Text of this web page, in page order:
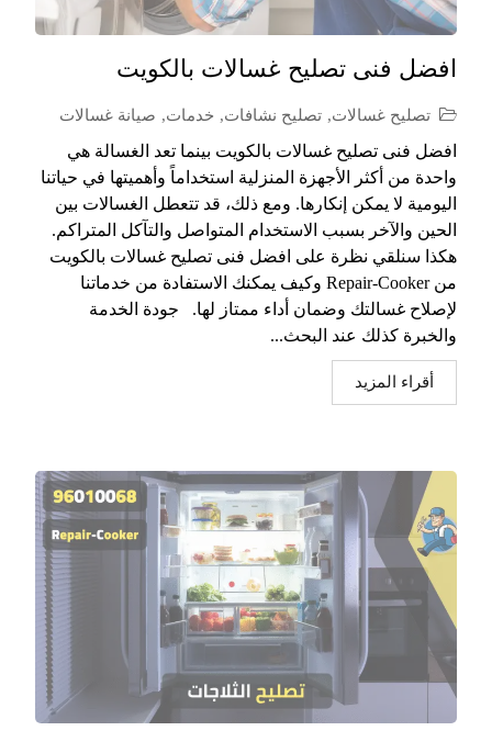
افضل فنى تصليح غسالات بالكويت
تصليح غسالات, تصليح نشافات, خدمات, صيانة غسالات
افضل فنى تصليح غسالات بالكويت بينما تعد الغسالة هي
واحدة من أكثر الأجهزة المنزلية استخداماً وأهميتها في حياتنا
اليومية لا يمكن إنكارها. ومع ذلك، قد تتعطل الغسالات بين
الحين والآخر بسبب الاستخدام المتواصل والتآكل المتراكم.
هكذا سنلقي نظرة على افضل فنى تصليح غسالات بالكويت
من Repair-Cooker وكيف يمكنك الاستفادة من خدماتنا
لإصلاح غسالتك وضمان أداء ممتاز لها. جودة الخدمة
والخبرة كذلك عند البحث...
أقراء المزيد